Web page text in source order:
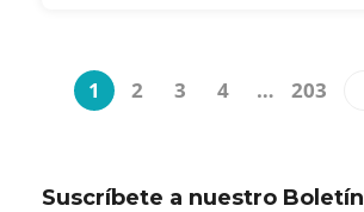
1 2 3 4 … 203
Suscríbete a nuestro Boletín